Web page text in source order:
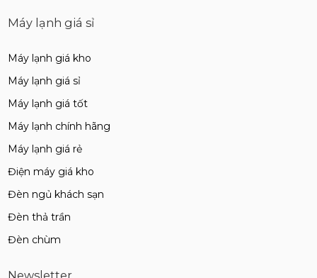
Máy lạnh giá sỉ
Máy lạnh giá kho
Máy lạnh giá sỉ
Máy lạnh giá tốt
Máy lạnh chính hãng
Máy lạnh giá rẻ
Điện máy giá kho
Đèn ngủ khách sạn
Đèn thả trần
Đèn chùm